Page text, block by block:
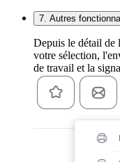
7. Autres
Depuis le détail de
votre sélection,
de travail et la